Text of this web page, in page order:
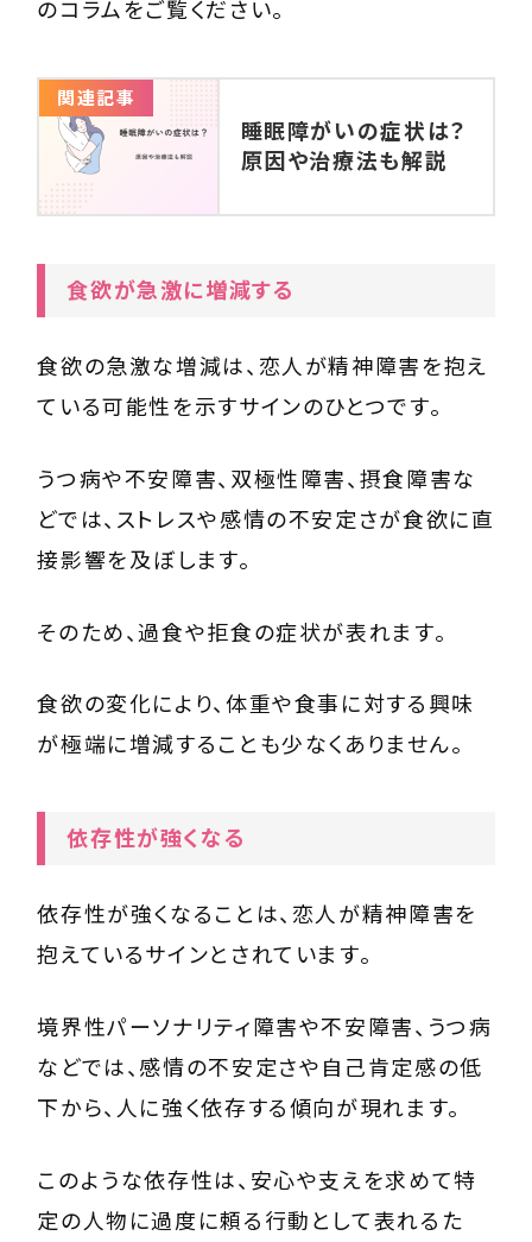
のコラムをご覧ください。
関連記事
睡眠障がいの症状は？
原因や治療法も解説
食欲が急激に増減する
食欲の急激な増減は、恋人が精神障害を抱え
ている可能性を示すサインのひとつです。
うつ病や不安障害、双極性障害、摂食障害な
どでは、ストレスや感情の不安定さが食欲に直
接影響を及ぼします。
そのため、過食や拒食の症状が表れます。
食欲の変化により、体重や食事に対する興味
が極端に増減することも少なくありません。
依存性が強くなる
依存性が強くなることは、恋人が精神障害を
抱えているサインとされています。
境界性パーソナリティ障害や不安障害、うつ病
などでは、感情の不安定さや自己肯定感の低
下から、人に強く依存する傾向が現れます。
このような依存性は、安心や支えを求めて特
定の人物に過度に頼る行動として表れるた